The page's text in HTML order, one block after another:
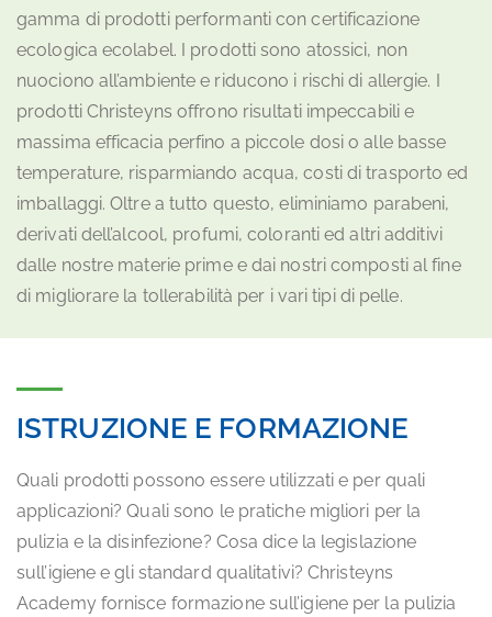
gamma di prodotti performanti con certificazione
ecologica ecolabel. I prodotti sono atossici, non
nuociono all’ambiente e riducono i rischi di allergie. I
prodotti Christeyns offrono risultati impeccabili e
massima efficacia perfino a piccole dosi o alle basse
temperature, risparmiando acqua, costi di trasporto ed
imballaggi. Oltre a tutto questo, eliminiamo parabeni,
derivati dell’alcool, profumi, coloranti ed altri additivi
dalle nostre materie prime e dai nostri composti al fine
di migliorare la tollerabilità per i vari tipi di pelle.
ISTRUZIONE E FORMAZIONE
Quali prodotti possono essere utilizzati e per quali
applicazioni? Quali sono le pratiche migliori per la
pulizia e la disinfezione? Cosa dice la legislazione
sull’igiene e gli standard qualitativi? Christeyns
Academy fornisce formazione sull’igiene per la pulizia